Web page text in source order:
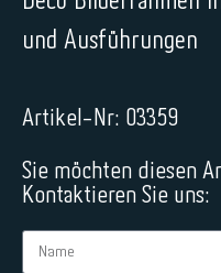
und Ausführungen
Artikel-Nr: 03359
Sie möchten diesen
Kontaktieren Sie uns: